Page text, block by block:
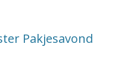
Pakjesavond